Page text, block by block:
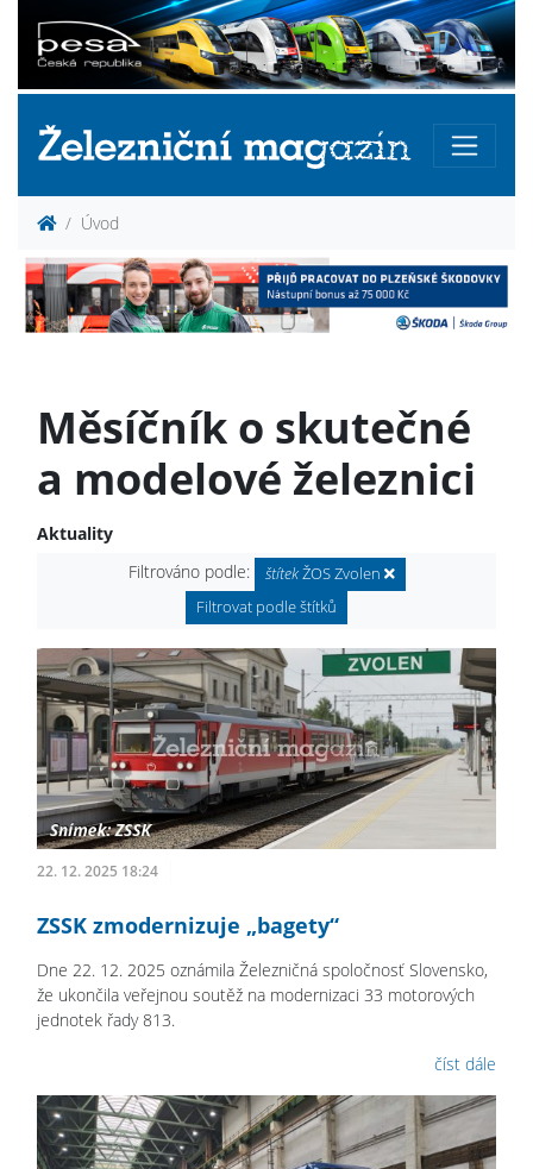
Úvod
Měsíčník o skutečné
a modelové železnici
Aktuality
Filtrováno podle:
štítekŽOS Zvolen
Filtrovat podle štítků
22. 12. 2025 18:24
ZSSK zmodernizuje „bagety“
Dne 22. 12. 2025 oznámila Železničná spoločnosť Slovensko,
že ukončila veřejnou soutěž na modernizaci 33 motorových
jednotek řady 813.
číst dále